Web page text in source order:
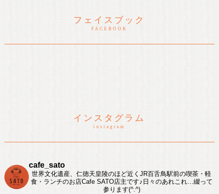
フェイスブック
FACEBOOK
インスタグラム
instagram
cafe_sato
世界文化遺産、仁徳天皇陵のほど近くJR百舌鳥駅前の喫茶・軽
食・ランチのお店Cafe SATO店主です♪日々のあれこれ…綴って
参ります(^.^)